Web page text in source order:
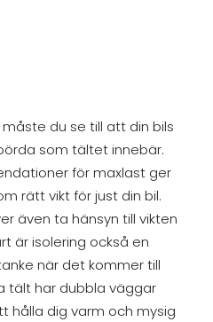
du se till att din bils
som tältet innebär.
för maxlast ger
rätt vikt för just din bil.
även ta hänsyn till vikten
är isolering också en
när det kommer till
tält har dubbla väggar
hålla dig varm och mysig